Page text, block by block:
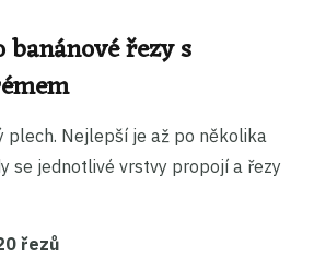
řezy s
plech. Nejlepší je až po několika
se jednotlivé vrstvy propojí a řezy
řezů